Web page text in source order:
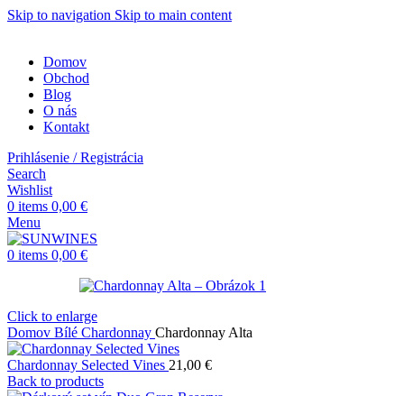
Skip to navigation Skip to main content
Domov
Obchod
Blog
O nás
Kontakt
Prihlásenie / Registrácia
Search
Wishlist
0 items 0,00 €
Menu
0 items 0,00 €
Click to enlarge
Domov Bílé Chardonnay Chardonnay Alta
Chardonnay Selected Vines 21,00 €
Back to products